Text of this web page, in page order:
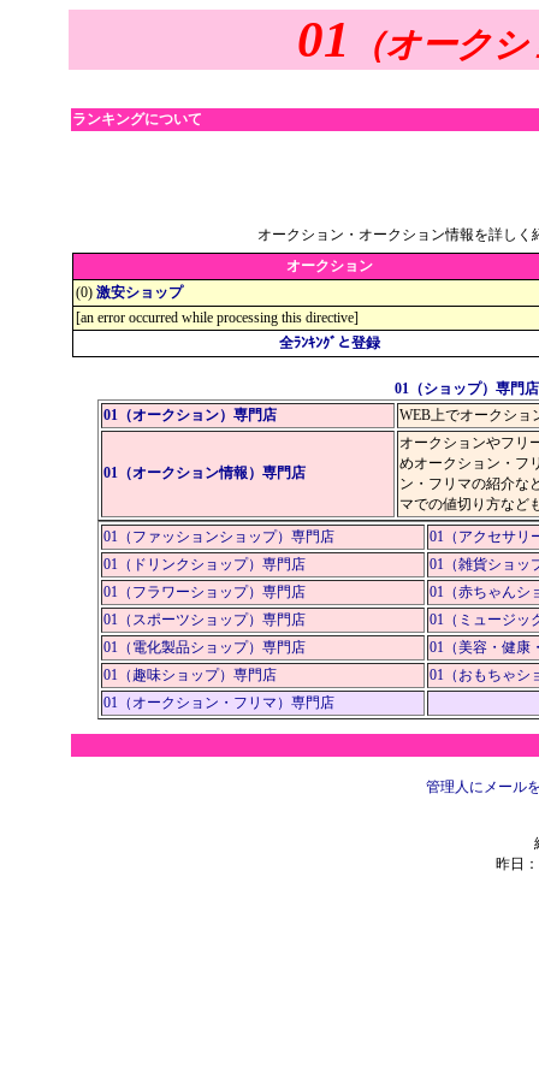
01 （オーク
ランキングについて
オークション・オークション情報を詳し
オークション
(0)激安ショップ
[an error occurred while processing this directive]
全ﾗﾝｷﾝｸﾞと登録
01（ショップ）専門店
01（オークション）専門店
WEB上でオークショ
01（オークション情報）専門店
オークションやフリ
めオークション・フ
ン・フリマの紹介
マでの値切り方など
01（ファッションショップ）専門店
01（アクセサリ
01（ドリンクショップ）専門店
01（雑貨ショッ
01（フラワーショップ）専門店
01（赤ちゃんシ
01（スポーツショップ）専門店
01（ミュージッ
01（電化製品ショップ）専門店
01（美容・健康
01（趣味ショップ）専門店
01（おもちゃシ
01（オークション・フリマ）専門店
管理人にメール
昨日：